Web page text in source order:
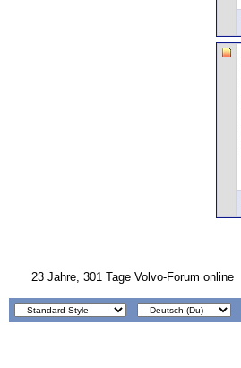
23 Jahre, 301 Tage Volvo-Forum online